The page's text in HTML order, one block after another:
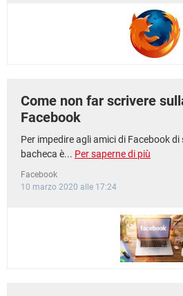
Come non far scrivere
Facebook
Per impedire agli amici di Facebook
bacheca è... Per saperne di più
Facebook
10 marzo 2020 alle 17:24